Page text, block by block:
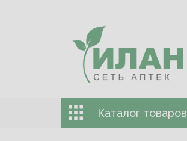
Каталог товаров